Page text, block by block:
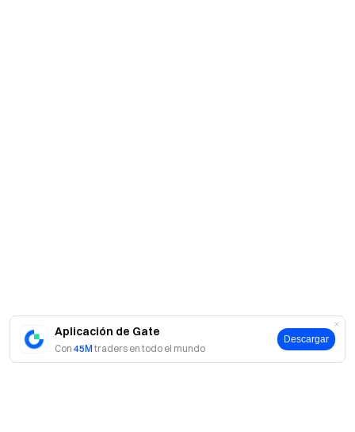
Aplicación de Gate
Con 45M traders en todo el mundo
Descargar